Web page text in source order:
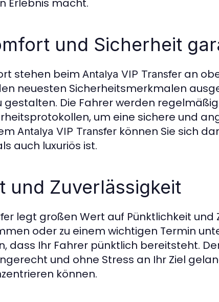
Erlebnis macht.
und Sicherheit
stehen beim Antalya VIP Transfer an
neuesten Sicherheitsmerkmalen
gestalten. Die Fahrer werden
um eine sichere und
Antalya VIP Transfer können Sie sich
auch luxuriös ist.
und Zuverlässigkeit
legt großen Wert auf Pünktlichkeit und
oder zu einem wichtigen Termin
dass Ihr Fahrer pünktlich bereitsteht.
und ohne Stress an Ihr Ziel
können.